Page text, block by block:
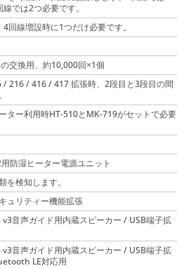
では2つ必要です。
回線増設時に1つだけ必要です。
交換用、約10,000回×1個
/ 216 / 416 / 417 拡張時、2段目と3段目の間
ター利用時HT-510とMK-719がセットで必要
防湿ヒーター電源ユニット
を検知します。
ュリティー機能拡張
v3音声ガイド用内蔵スピーカー / USB端子拡
v3音声ガイド用内蔵スピーカー / USB端子拡
LE対応用